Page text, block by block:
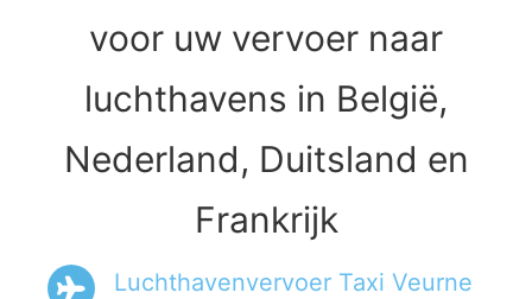
voor uw vervoer naar
luchthavens in België,
Nederland, Duitsland en
Frankrijk
Luchthavenvervoer Taxi Veurne